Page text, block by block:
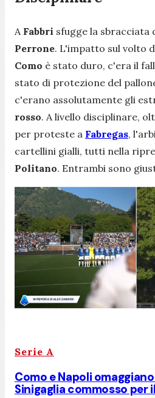
A Fabbri sfugge la sbracciata
Perrone. L'impatto sul volto
Como è stato duro, c'era il
stato di protezione del
c'erano assolutamente gli
rosso. A livello disciplinare,
per proteste a Fabregas,
cartellini gialli, tutti nella
Politano. Entrambi sono
Serie A
Como e Napoli
Sinigaglia commosso per